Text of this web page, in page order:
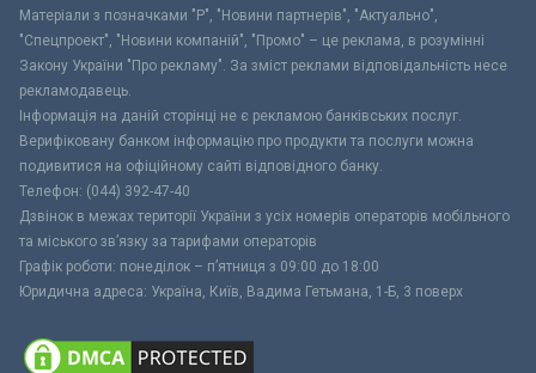
Матеріали з позначками "Р", "Новини партнерів", "Актуально",
"Спецпроект", "Новини компаній", "Промо" – це реклама, в розумінні
Закону України "Про рекламу". За зміст реклами відповідальність несе
рекламодавець.
Інформація на даній сторінці не є рекламою банківських послуг.
Верифіковану банком інформацію про продукти та послуги можна
подивитися на офіційному сайті відповідного банку.
Телефон: (044) 392-47-40
Дзвінок в межах території України з усіх номерів операторів мобільного
та міського зв’язку за тарифами операторів
Графік роботи: понеділок – п’ятниця з 09:00 до 18:00
Юридична адреса: Україна, Київ, Вадима Гетьмана, 1-Б, 3 поверх